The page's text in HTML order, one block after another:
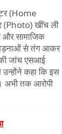
(Home
(Photo) खींच ली
और सामाजिक
से तंग आकर
जांच एसआई
कहा कि इस
अभी तक आरोपी